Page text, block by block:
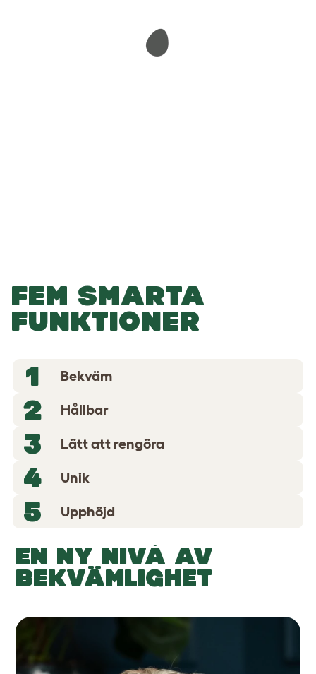
FEM SMARTA
FUNKTIONER
1
Bekväm
2 Hållbar
3 Lätt att rengöra
4 Unik
5 Upphöjd
EN NY NIVÅ AV
BEKVÄMLIGHET